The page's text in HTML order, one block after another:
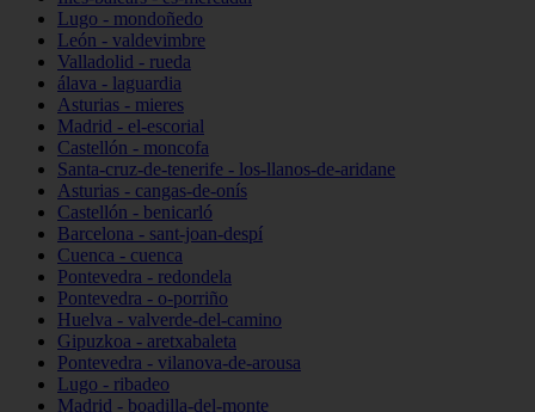
Lugo - mondoñedo
León - valdevimbre
Valladolid - rueda
álava - laguardia
Asturias - mieres
Madrid - el-escorial
Castellón - moncofa
Santa-cruz-de-tenerife - los-llanos-de-aridane
Asturias - cangas-de-onís
Castellón - benicarló
Barcelona - sant-joan-despí
Cuenca - cuenca
Pontevedra - redondela
Pontevedra - o-porriño
Huelva - valverde-del-camino
Gipuzkoa - aretxabaleta
Pontevedra - vilanova-de-arousa
Lugo - ribadeo
Madrid - boadilla-del-monte